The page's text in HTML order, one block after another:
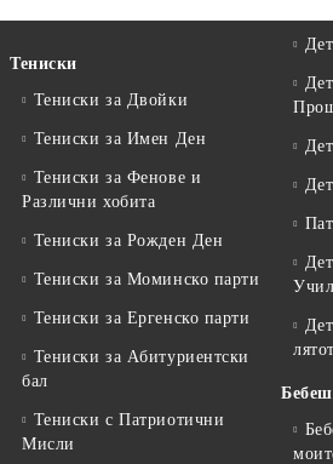
Тениски
Тениски за Двойки
Тениски за Имен Ден
Тениски за Фенове и
Различни хобита
Тениски за Рожден Ден
Тениски за Mоминско парти
Тениски за Eргенско парти
Тениски за Aбитуриентски
бал
Тениски с Патриотични
Мисли